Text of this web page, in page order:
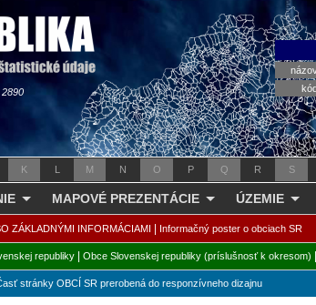
K L M N O P Q R S
MAPOVÉ PREZENTÁCIE ÚZEMIE
ZÁKLADNÝMI INFORMÁCIAMI Informačný poster o obciach SR
republiky| Obce Slovenskej republiky (príslušnosť k okresom)
stránky OBCÍ SR prerobená do responzívneho dizajnu